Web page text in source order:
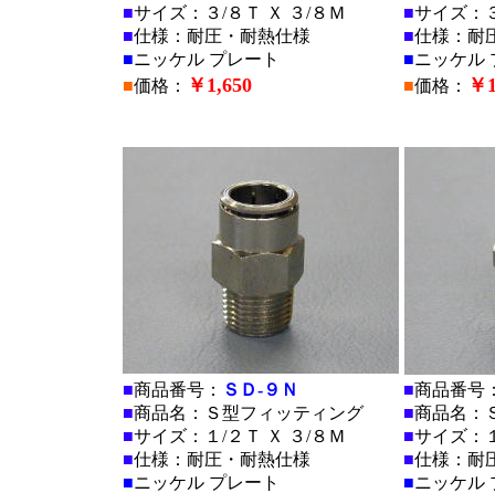
■サイズ：３/８Ｔ Ｘ ３/８Ｍ
■仕様：耐圧・耐熱仕様
■ニッケル プレート
■価格： ￥1,650
■サイズ：
■仕様：耐
■ニッケル
■価格： ￥
■商品番号： ＳＤ-９Ｎ
■商品名：Ｓ型フィッティング
■サイズ：１/２Ｔ Ｘ ３/８Ｍ
■仕様：耐圧・耐熱仕様
■ニッケル プレート
■商品番号
■商品名：
■サイズ：
■仕様：耐
■ニッケル